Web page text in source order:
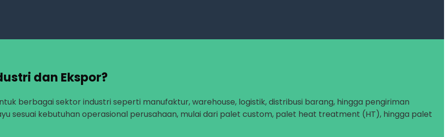
dan Ekspor?
berbagai sektor industri seperti manufaktur, warehouse, logistik, distribusi barang, hingga pengiriman
sesuai kebutuhan operasional perusahaan, mulai dari palet custom, palet heat treatment (HT), hingga palet